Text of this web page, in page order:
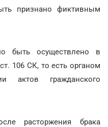
признано фиктивным
быть осуществлено в
106 СК, то есть органом
актов гражданского
расторжения брака